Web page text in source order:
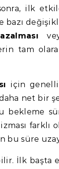
ilk
bazı
tam
için
net bir
bekleme
bu süre
İlk başta